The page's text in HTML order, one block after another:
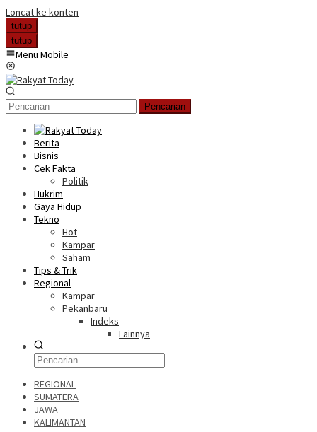
Loncat ke konten
tutup
tutup
Menu Mobile
Pencarian
Berita
Bisnis
Cek Fakta
Politik
Hukrim
Gaya Hidup
Tekno
Hot
Kampar
Saham
Tips & Trik
Regional
Kampar
Pekanbaru
Indeks
Lainnya
REGIONAL
SUMATERA
JAWA
KALIMANTAN